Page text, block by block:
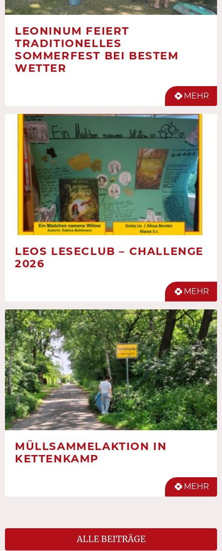
LEONINUM FEIERT
TRADITIONELLES
SOMMERFEST BEI BESTEM
WETTER
MEHR
LEOS LESECLUB – CHALLENGE
2026
MEHR
MÜLLSAMMELAKTION IN
KETTENKAMP
MEHR
ALLE BEITRÄGE